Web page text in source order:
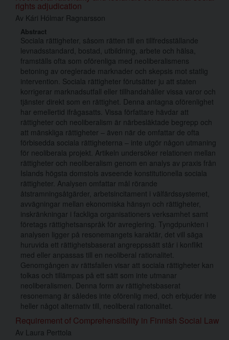
rights adjudication
Av Kári Hólmar Ragnarsson
Abstract
Sociala rättigheter, såsom rätten till en tillfredsställande
levnadsstandard, bostad, utbildning, arbete och hälsa,
framställs ofta som oförenliga med neoliberalismens
betoning av oreglerade marknader och skepsis mot statlig
intervention. Sociala rättigheter förutsätter ju att staten
korrigerar marknadsutfall eller tillhandahåller vissa varor och
tjänster direkt som en rättighet. Denna antagna oförenlighet
har emellertid ifrågasatts. Vissa författare hävdar att
rättigheter och neoliberalism är närbesläktade begrepp och
att mänskliga rättigheter – även när de omfattar de ofta
förbisedda sociala rättigheterna – inte utgör någon utmaning
för neoliberala projekt. Artikeln undersöker relationen mellan
rättigheter och neoliberalism genom en analys av praxis från
Islands högsta domstols avseende konstitutionella sociala
rättigheter. Analysen omfattar mål rörande
åtstramningsåtgärder, arbetsincitament i välfärdssystemet,
avvägningar mellan ekonomiska hänsyn och rättigheter,
inskränkningar i fackliga organisationers verksamhet samt
företags rättighetsanspråk för avreglering. Tyngdpunkten i
analysen ligger på resonemangets karaktär, det vill säga
huruvida ett rättighetsbaserat angreppssätt står i konflikt
med eller anpassas till en neoliberal rationalitet.
Genomgången av rättsfallen visar att sociala rättigheter kan
tolkas och tillämpas på ett sätt som inte utmanar
neoliberalismen. Denna form av rättighetsbaserat
resonemang är således inte oförenlig med, och erbjuder inte
heller något alternativ till, neoliberal rationalitet.
Requirement of Comprehensibility in Finnish Social Law
Av Laura Perttola